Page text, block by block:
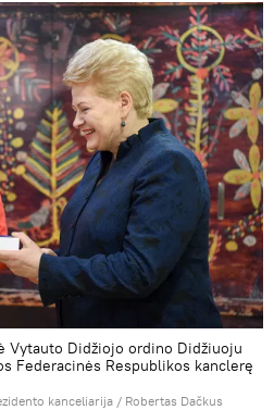
Vytauto Didžiojo ordino Didžiuoju
Federacinės Respublikos kanclerę
kanceliarija / Robertas Dačkus